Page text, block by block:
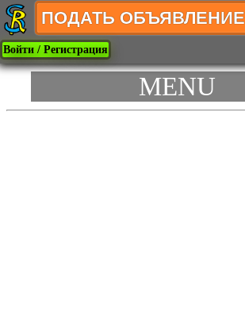
ПОДАТЬ ОБЪЯВЛЕНИЕ
Войти / Регистрация